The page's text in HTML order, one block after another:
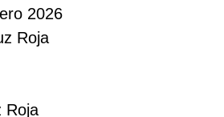
2026
Roja
Roja